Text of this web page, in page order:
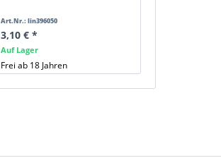
Art.Nr.: lin396050
3,10 € *
Auf Lager
Frei ab 18 Jahren